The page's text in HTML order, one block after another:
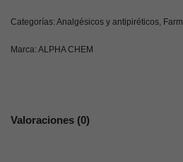
Categorías: Analgésicos y antipiréticos
Marca: ALPHA CHEM
Valoraciones (0)